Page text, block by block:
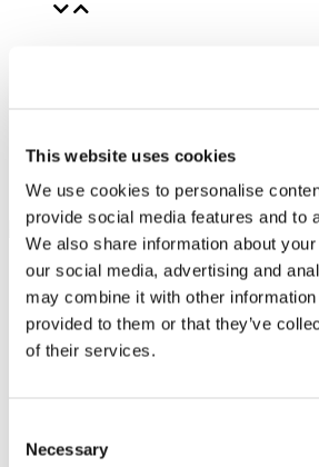
This website uses cookies
We use cookies to personalise
provide social media features and to
We also share information about
our social media, advertising and
may combine it with other information
provided to them or that they’ve
of their services.
Selection
Necessary